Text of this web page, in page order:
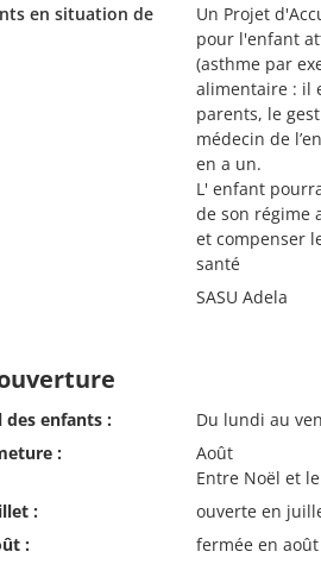
en situation de
Un Projet
pour l'enfant
(asthme par
alimentaire : il
parents, le
médecin de
en a un.
L' enfant
de son régime
et compenser
santé
SASU Adela
des enfants :
Du lundi au
:
Août
Entre Noël et
:
ouverte en
:
fermée en août